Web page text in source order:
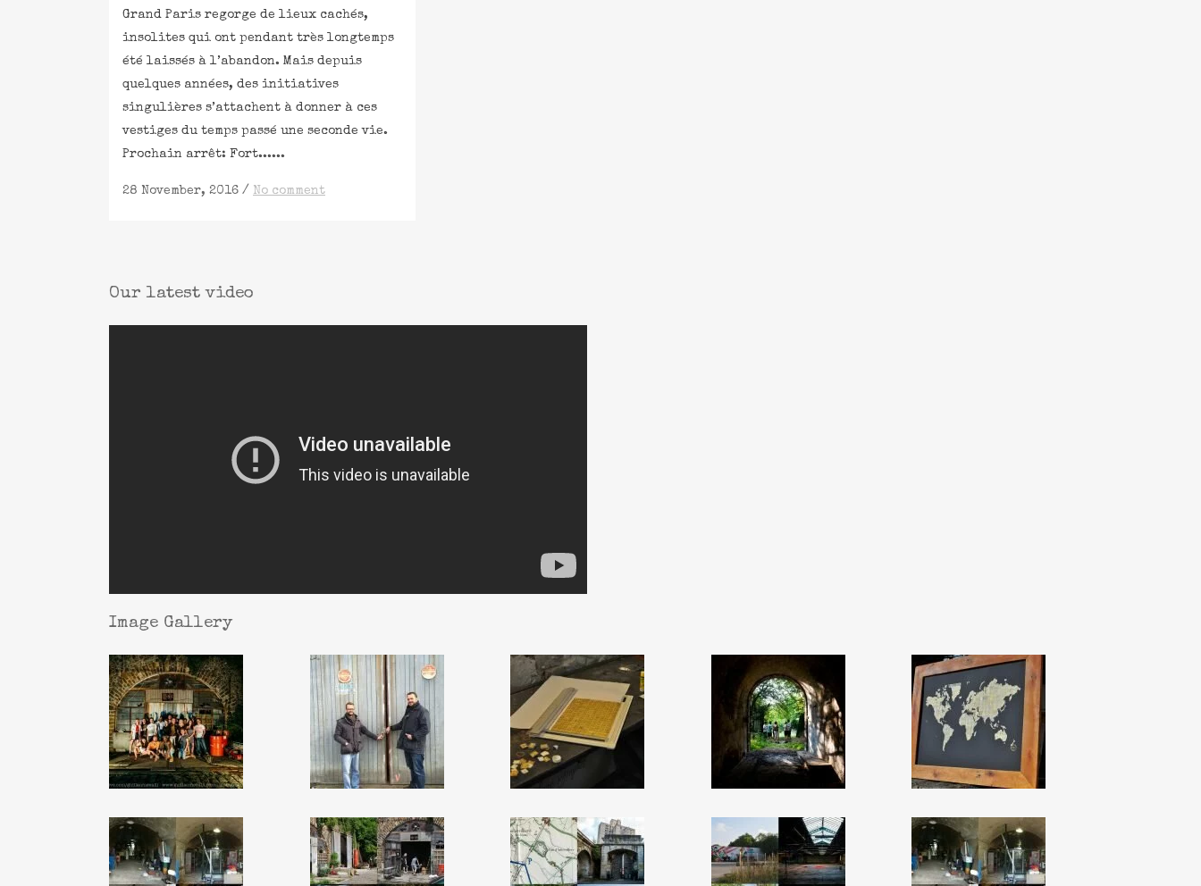
Grand Paris regorge de lieux cachés,
insolites qui ont pendant très longtemps
été laissés à l’abandon. Mais depuis
quelques années, des initiatives
singulières s’attachent à donner à ces
vestiges du temps passé une seconde vie.
Prochain arrêt: Fort......
28 November, 2016 / No comment
Our latest video
Image Gallery